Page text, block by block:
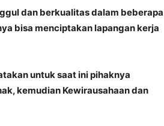
dan berkualitas dalam beberapa
bisa menciptakan lapangan kerja
untuk saat ini pihaknya
kemudian Kewirausahaan dan